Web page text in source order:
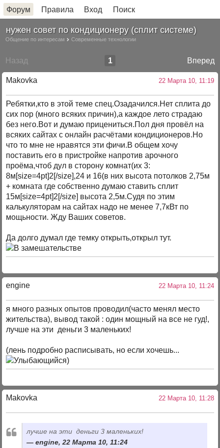
Форум Правила Вход Поиск
нужен совет по кондиционеру (сплит системе)
Общение по интересам Современные технологии
Назад Вперед
1
Makovka 22 Марта 10, 11:19
Ребятки,кто в этой теме спец.Озадачился.Нет сплита до
сих пор (много всяких причин),а каждое лето страдаю
без него.Вот и думаю прицениться.Пол дня провёл на
всяких сайтах с онлайн расчётами кондиционеров.Но
что то мне не нравятся эти фичи.В общем хочу
поставить его в пристройке напротив арочного
проёма,чтоб дул в сторону комнат(их 3:
8м[size=4pt]2[/size],24 и 16(в них высота потолков 2,75м
+ комната где собственно думаю ставить сплит
15м[size=4pt]2[/size] высота 2,5м.Судя по этим
калькуляторам на сайтах надо не менее 7,7кВт по
мощьности. Жду Ваших советов.
Да долго думал где темку открыть,открыл тут.
engine 22 Марта 10, 11:24
я много разных опытов проводил(часто менял место
жительства), вывод такой : один мощный на все не гуд!,
лучше на эти деньги 3 маленьких!
(лень подробно расписывать, но если хочешь...
)
Makovka 22 Марта 10, 11:28
лучше на эти деньги 3 маленьких!
engine, 22 Марта 10, 11:24